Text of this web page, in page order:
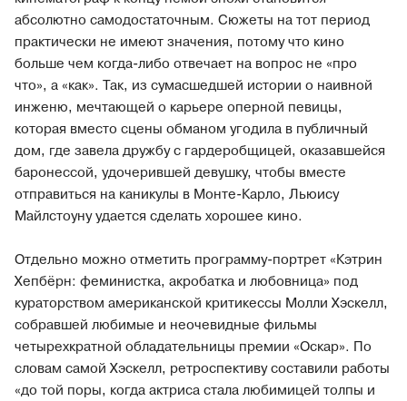
абсолютно самодостаточным. Сюжеты на тот период
практически не имеют значения, потому что кино
больше чем когда-либо отвечает на вопрос не «про
что», а «как». Так, из сумасшедшей истории о наивной
инженю, мечтающей о карьере оперной певицы,
которая вместо сцены обманом угодила в публичный
дом, где завела дружбу с гардеробщицей, оказавшейся
баронессой, удочерившей девушку, чтобы вместе
отправиться на каникулы в Монте-Карло, Льюису
Майлстоуну удается сделать хорошее кино.
Отдельно можно отметить программу-портрет «Кэтрин
Хепбёрн: феминистка, акробатка и любовница» под
кураторством американской критикессы Молли Хэскелл,
собравшей любимые и неочевидные фильмы
четырехкратной обладательницы премии «Оскар». По
словам самой Хэскелл, ретроспективу составили работы
«до той поры, когда актриса стала любимицей толпы и